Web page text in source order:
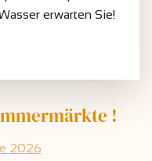
erwarten Sie!
!
2026